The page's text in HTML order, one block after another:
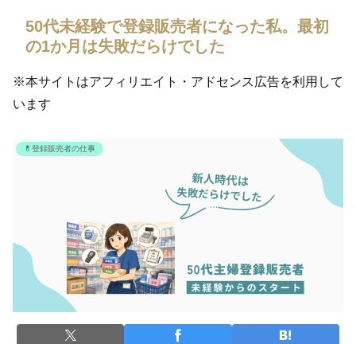
50代未経験で登録販売者になった私。最初
の1か月は失敗だらけでした
※本サイトはアフィリエイト・アドセンス広告を利用して
います
💊登録販売者の仕事